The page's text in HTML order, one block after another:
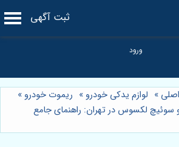
ثبت آگهی
» لوازم یدکی خودرو » ریموت خودرو »
لکسوس در تهران: راهنمای جامع